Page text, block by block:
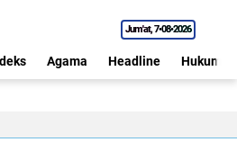
Jum'at 7•08•2026
Agama Headline Hukum